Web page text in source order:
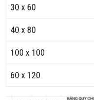
30 x 60
40 x 80
100 x 100
60 x 120